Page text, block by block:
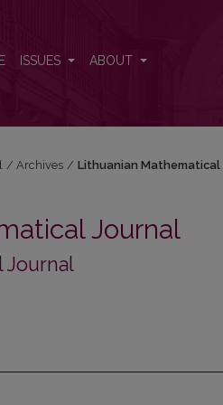
ISSUES ABOUT
/ Archives / Lithuanian Mathematical
Journal
Journal